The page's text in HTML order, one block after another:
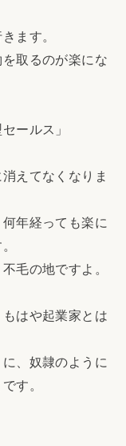
ます。
取るのが楽にな
ールス」
えてなくなりま
年経っても楽に
毛の地ですよ。
はや起業家とは
、奴隷のように
す。